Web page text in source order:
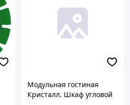
Модульная гостиная
Кристалл. Шкаф угловой